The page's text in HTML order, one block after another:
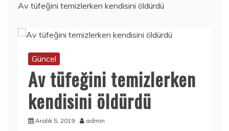
Av tüfeğini temizlerken kendisini öldürdü
Güncel
Av tüfeğini temizlerken
kendisini öldürdü
Aralık 5, 2019 admin